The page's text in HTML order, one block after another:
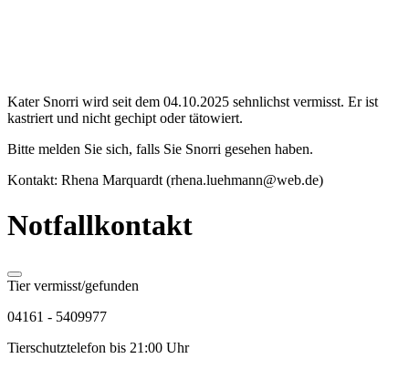
Kater Snorri wird seit dem 04.10.2025 sehnlichst vermisst. Er ist
kastriert und nicht gechipt oder tätowiert.
Bitte melden Sie sich, falls Sie Snorri gesehen haben.
Kontakt: Rhena Marquardt (rhena.luehmann@web.de)
Notfallkontakt
Tier vermisst/gefunden
04161 - 5409977
Tierschutztelefon bis 21:00 Uhr